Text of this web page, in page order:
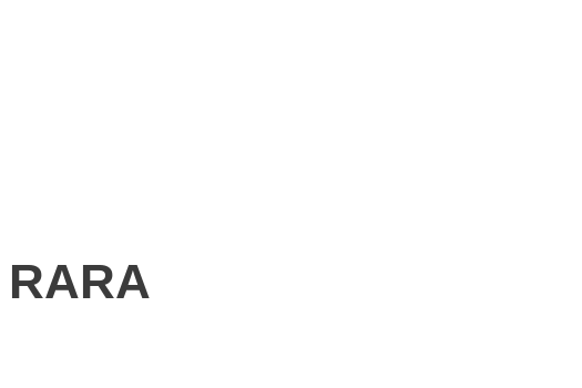
RARA